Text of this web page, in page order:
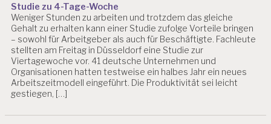
Studie zu 4-Tage-Woche
Weniger Stunden zu arbeiten und trotzdem das gleiche
Gehalt zu erhalten kann einer Studie zufolge Vorteile bringen
– sowohl für Arbeitgeber als auch für Beschäftigte. Fachleute
stellten am Freitag in Düsseldorf eine Studie zur
Viertagewoche vor. 41 deutsche Unternehmen und
Organisationen hatten testweise ein halbes Jahr ein neues
Arbeitszeitmodell eingeführt. Die Produktivität sei leicht
gestiegen, […]